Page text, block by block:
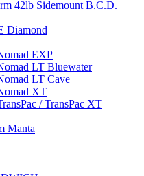
42lb Sidemount B.C.D.
Diamond
EXP
LT Bluewater
LT Cave
XT
/ TransPac XT
Manta